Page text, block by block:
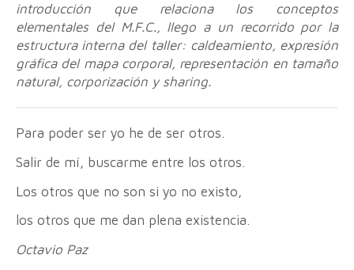
introducción que relaciona los conceptos
elementales del M.F.C., llego a un recorrido por la
estructura interna del taller: caldeamiento, expresión
gráfica del mapa corporal, representación en tamaño
natural, corporización y sharing.
Para poder ser yo he de ser otros.
Salir de mí, buscarme entre los otros.
Los otros que no son si yo no existo,
los otros que me dan plena existencia.
Octavio Paz